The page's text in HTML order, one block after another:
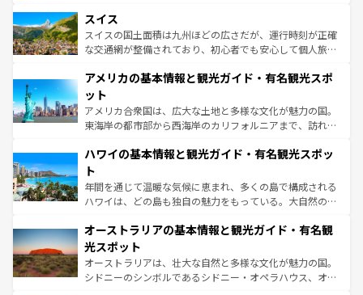
を参照してほしい。
は、お酒好きな人にはぜひ体験してほしい。 なお、新着の
ドイツ情報はコンテンツ一覧を参照してほしい。
リアごとに異なる魅力がある。また、優雅なアフタヌーン
ティー、ビール好きにはたまらない英国パブ、サッカー観
戦など、本場だからこそできる体験も豊富。イギリスを旅
ンツ一覧を参照してほしい。
スイス
スイスの国土面積は九州ほどの広さだが、運行時刻が正確
な交通網が整備されており、初心者でも安心して個人旅行
の建物がそのまま残る町や、スイスならではのユニークな
博物館もあり、アルプス観光だけでなく町歩きも満喫する
ことができる。国民の所得が高いため物価も高いが、旅行
者向けの交通パス提供のサービスもあり、うまく活用すれ
着のスイス情報はコンテンツ一覧を参照してほしい。
アメリカの基本情報と観光ガイド・有名観光スポ
ット
アメリカ合衆国は、広大な土地と多様な文化が魅力の国。
東海岸の都市部から西海岸のカリフォルニアまで、訪れる
のような巨大都市は、観光、ショッピング、エンターテイ
ンメントが詰まった刺激的なスポットだ。一方、アメリカ
西部には大自然が広がり、グランドキャニオンやイエロー
ストーン国立公園といった絶景が堪能できる。さらに、南
文化が魅力。旅行者はアメリカの各地域で異なる魅力を楽
しみながら、その多様性と豊かな歴史を感じることができ
るだろう。車でのロードトリップや列車の旅も、アメリカ
ならではの贅沢な旅のスタイルだ。 なお、新着のアメリカ
情報は コンテンツ一覧 を参照してほしい。
ハワイの基本情報と観光ガイド・有名観光スポッ
ト
年間を通じて温暖な気候に恵まれ、多くの島で構成される
ハワイは、どの島も独自の魅力をもっている。大自然の神
ワイ島は見逃せない。また、定番の観光地といえばオアフ
島だが、静かな自然を求めるならマウイ島やカウアイ島が
おすすめ。エメラルドグリーンに輝く海をはじめ、豊かな
文化や歴史が息づいている。「アロハスピリット」と呼ば
オーストラリアの基本情報と観光ガイド・有名観
光スポット
オーストラリアは、壮大な自然と多様な文化が魅力の国。
シドニーのシンボルであるシドニー・オペラハウス、オー